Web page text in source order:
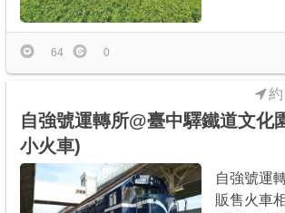
推薦景點
討論區
聯絡我們
64 0
自強號運轉所@臺中驛鐵道文化
小火車)
自強號運
販售火車